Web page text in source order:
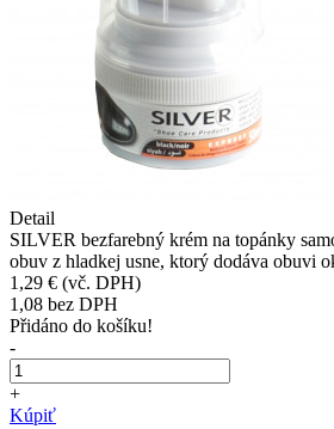
Detail
SILVER bezfarebný krém na topánky
obuv z hladkej usne, ktorý dodáva obuvi
1,29 € (vč. DPH)
1,08 bez DPH
Přidáno do košíku!
-
+
Kúpiť